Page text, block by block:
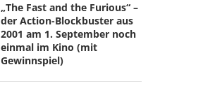
„The Fast and the Furious“ –
der Action-Blockbuster aus
2001 am 1. September noch
einmal im Kino (mit
Gewinnspiel)